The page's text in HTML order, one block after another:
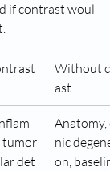
if contrast woul
Without
ast
tumor
det
Anatomy,
nic
on,